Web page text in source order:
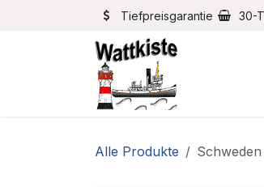
Zum Inhalt springenTiefpreisgarantie 30-
Alle Produkte